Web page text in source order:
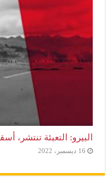
البيرو: التعبئة تنتشر،
16 ديسمبر، 2022